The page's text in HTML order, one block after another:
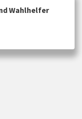
Wahlhelfer